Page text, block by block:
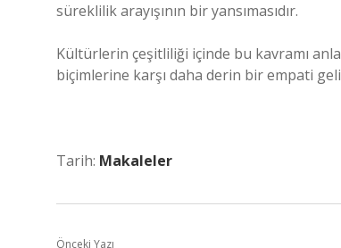
süreklilik arayışının bir yansımasıdır.
Kültürlerin çeşitliliği içinde bu kavramı
biçimlerine karşı daha derin bir empati
Tarih: Makaleler
Önceki Yazı